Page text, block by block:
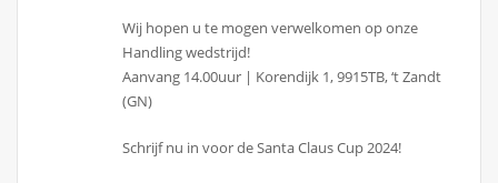
Wij hopen u te mogen verwelkomen op onze
Handling wedstrijd!
Aanvang 14.00uur | Korendijk 1, 9915TB, ‘t Zandt
(GN)
Schrijf nu in voor de Santa Claus Cup 2024!